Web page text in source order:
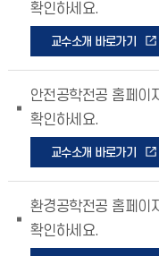
확인하세요.
교수소개 바로가기
안전공학전공 홈페이
확인하세요.
교수소개 바로가기
환경공학전공 홈페이
확인하세요.